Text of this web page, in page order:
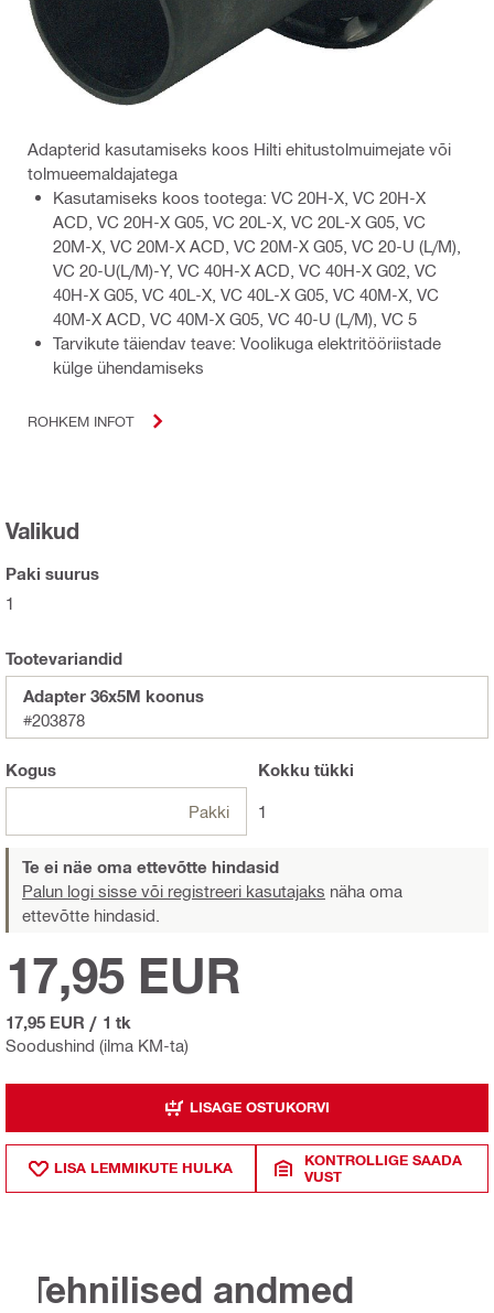
Adapterid kasutamiseks koos Hilti ehitustolmuimejate või
tolmueemaldajatega
Kasutamiseks koos tootega: VC 20H-X, VC 20H-X
ACD, VC 20H-X G05, VC 20L-X, VC 20L-X G05, VC
20M-X, VC 20M-X ACD, VC 20M-X G05, VC 20-U (L/M),
VC 20-U(L/M)-Y, VC 40H-X ACD, VC 40H-X G02, VC
40H-X G05, VC 40L-X, VC 40L-X G05, VC 40M-X, VC
40M-X ACD, VC 40M-X G05, VC 40-U (L/M), VC 5
Tarvikute täiendav teave: Voolikuga elektritööriistade
külge ühendamiseks
ROHKEM INFOT
Valikud
Paki suurus
1
Tootevariandid
Adapter 36x5M koonus
#203878
Kogus
Pakki
Kokku tükki
1
Te ei näe oma ettevõtte hindasid
Palun logi sisse või registreeri kasutajaks näha oma
ettevõtte hindasid.
Soodushind (ilma KM-ta)
17,95 EUR
17,95 EUR / 1 tk
LISAGE OSTUKORVI
LISA LEMMIKUTE HULKA
KONTROLLIGE SAADA
VUST
Tehnilised andmed